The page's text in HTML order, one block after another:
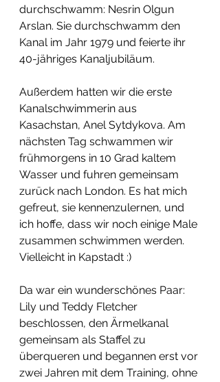
durchschwamm: Nesrin Olgun
Arslan. Sie durchschwamm den
Kanal im Jahr 1979 und feierte ihr
40-jähriges Kanaljubiläum.
Außerdem hatten wir die erste
Kanalschwimmerin aus
Kasachstan, Anel Sytdykova. Am
nächsten Tag schwammen wir
frühmorgens in 10 Grad kaltem
Wasser und fuhren gemeinsam
zurück nach London. Es hat mich
gefreut, sie kennenzulernen, und
ich hoffe, dass wir noch einige Male
zusammen schwimmen werden.
Vielleicht in Kapstadt :)
Da war ein wunderschönes Paar:
Lily und Teddy Fletcher
beschlossen, den Ärmelkanal
gemeinsam als Staffel zu
überqueren und begannen erst vor
zwei Jahren mit dem Training, ohne